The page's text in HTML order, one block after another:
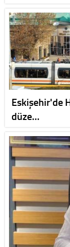
Eskişehir'de
düze…